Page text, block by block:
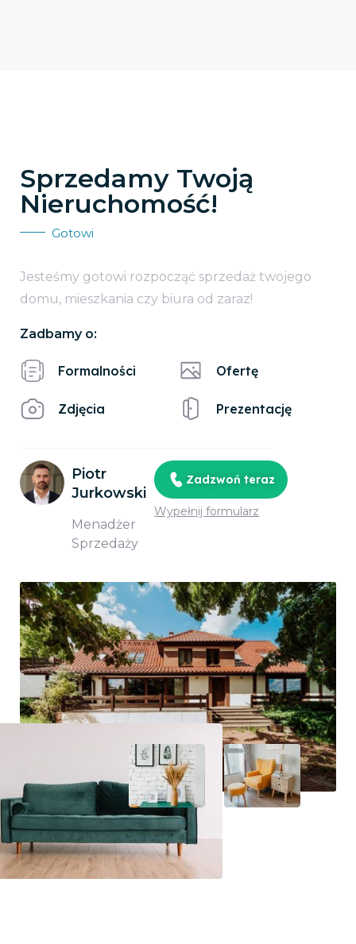
Sprzedamy Twoją
Nieruchomość!
Gotowi
Jesteśmy gotowi rozpocząć sprzedaż twojego
domu, mieszkania czy biura od zaraz!
Zadbamy o:
Formalności
Zdjęcia
Ofertę
Prezentację
Piotr
Jurkowski
Menadżer
Sprzedaży
Zadzwoń teraz
Wypełnij formularz